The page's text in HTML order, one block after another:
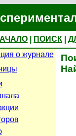
ПОИСК
о журнале